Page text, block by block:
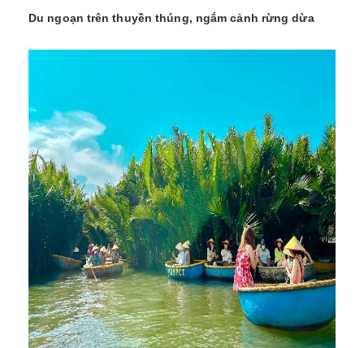
Du ngoạn trên thuyền thúng, ngắm cảnh rừng dừa